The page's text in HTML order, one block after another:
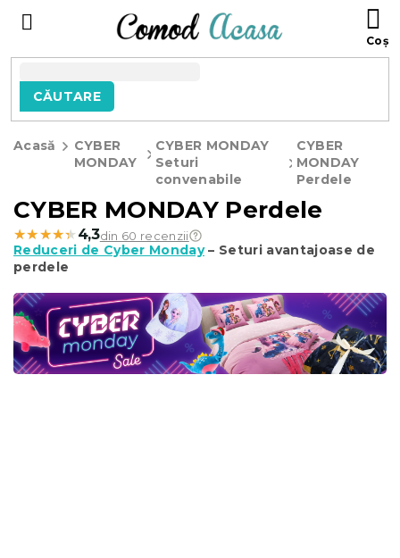
CĂUTARE
Acasă
CYBER
MONDAY
CYBER MONDAY
Seturi
convenabile
CYBER
MONDAY
Perdele
CYBER MONDAY Perdele
★★★★★
★★★★★ 4,3din 60 recenzii
Reduceri de Cyber Monday– Seturi avantajoase de
perdele